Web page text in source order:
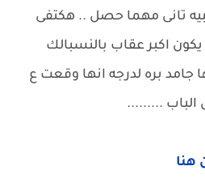
تانى مهما حصل .. هكتفى
اكبر عقاب بالنسبالك
جامد بره لدرجه انها وقعت ع
الباب .........
هنا